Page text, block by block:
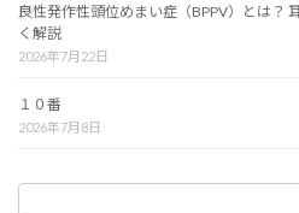
良性発作性頭位めまい症（BPPV）とは？
く解説
2026年7月22日
１０番
2026年7月8日